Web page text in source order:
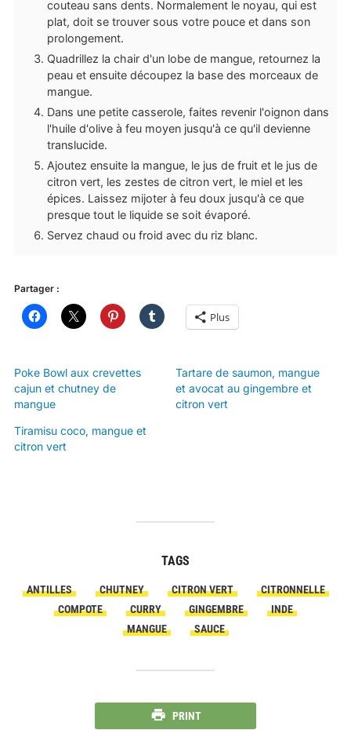
couteau sans dents. Normalement le noyau, qui est
plat, doit se trouver sous votre pouce et dans son
prolongement.
Quadrillez la chair d'un lobe de mangue, retournez la
peau et ensuite découpez la base des morceaux de
mangue.
Dans une petite casserole, faites revenir l'oignon dans
l'huile d'olive à feu moyen jusqu'à ce qu'il devienne
translucide.
Ajoutez ensuite la mangue, le jus de fruit et le jus de
citron vert, les zestes de citron vert, le miel et les
épices. Laissez mijoter à feu doux jusqu'à ce que
presque tout le liquide se soit évaporé.
Servez chaud ou froid avec du riz blanc.
Partager :
Plus
Poke Bowl aux crevettes
cajun et chutney de
mangue
Tartare de saumon, mangue
et avocat au gingembre et
citron vert
Tiramisu coco, mangue et
citron vert
TAGS
ANTILLES CHUTNEY CITRON VERT
CITRONNELLE
COMPOTE
CURRY GINGEMBRE
INDE
MANGUE
SAUCE
PRINT